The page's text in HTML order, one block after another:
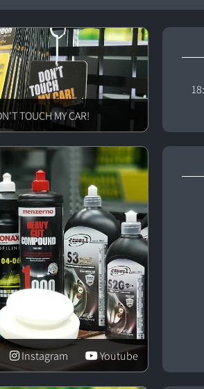
!DON'T TOUCH MY CAR
Youtube
Instagram